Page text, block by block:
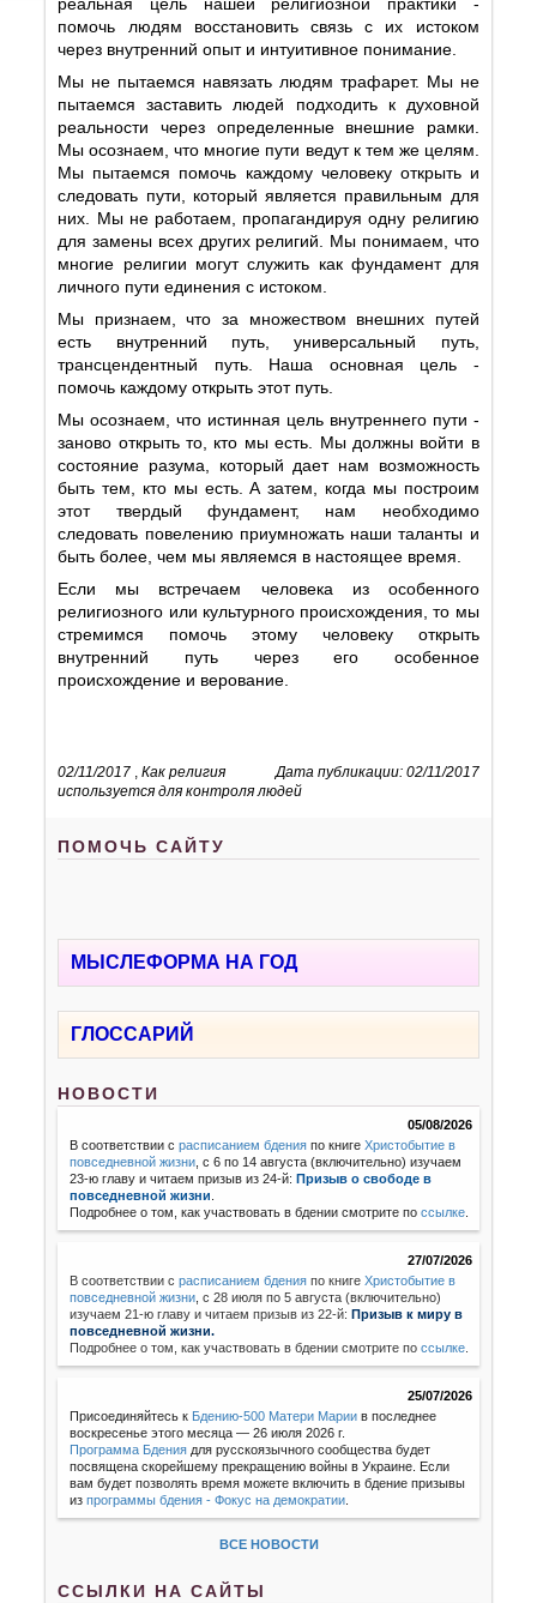
помочь людям восстановить связь с их истоком
через внутренний опыт и интуитивное понимание.
Мы не пытаемся навязать людям трафарет. Мы не
пытаемся заставить людей подходить к духовной
реальности через определенные внешние рамки.
Мы осознаем, что многие пути ведут к тем же целям.
Мы пытаемся помочь каждому человеку открыть и
следовать пути, который является правильным для
них. Мы не работаем, пропагандируя одну религию
для замены всех других религий. Мы понимаем, что
многие религии могут служить как фундамент для
личного пути единения с истоком.
Мы признаем, что за множеством внешних путей
есть внутренний путь, универсальный путь,
трансцендентный путь. Наша основная цель -
помочь каждому открыть этот путь.
Мы осознаем, что истинная цель внутреннего пути -
заново открыть то, кто мы есть. Мы должны войти в
состояние разума, который дает нам возможность
быть тем, кто мы есть. А затем, когда мы построим
этот твердый фундамент, нам необходимо
следовать повелению приумножать наши таланты и
быть более, чем мы являемся в настоящее время.
Если мы встречаем человека из особенного
религиозного или культурного происхождения, то мы
стремимся помочь этому человеку открыть
внутренний путь через его особенное
происхождение и верование.
02/11/2017 Дата публикации: 02/11/2017
,Как религия
используется для контроля людей
ПОМОЧЬ САЙТУ
МЫСЛЕФОРМА НА ГОД
ГЛОССАРИЙ
НОВОСТИ
05/08/2026
В соответствии срасписанием бдения по книгеХристобытие в
повседневной жизни , с 6 по 14 августа (включительно) изучаем
23-ю главу и читаем призыв из 24-й:Призыв о свободе в
повседневной жизни
Подробнее о том, как участвовать в бдении смотрите поссылке
27/07/2026
В соответствии с расписанием бдения по книгеХристобытие в
повседневной жизни с 28 июля по 5 августа (включительно)
изучаем 21-ю главу и читаем призыв из 22-й:Призыв к миру в
повседневной жизни.
Подробнее о том, как участвовать в бдении смотрите поссылке
25/07/2026
Присоединяйтесь к Бдению-500 Матери Марии в последнее
воскресенье этого месяца — 26 июля 2026 г.
Программа Бдения для русскоязычного сообщества будет
посвящена скорейшему прекращению войны в Украине. Если
вам будет позволять время можете включить в бдение призывы
изпрограммы бдения - Фокус на демократии
ВСЕ НОВОСТИ
ССЫЛКИ НА САЙТЫ